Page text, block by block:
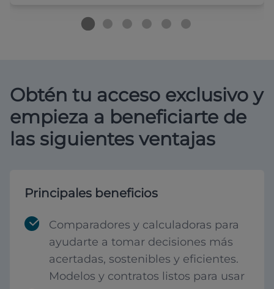
Obtén tu acceso exclusivo y
empieza a beneficiarte de
las siguientes ventajas
Principales beneficios
Comparadores y calculadoras para
ayudarte a tomar decisiones más
acertadas, sostenibles y eficientes.
Modelos y contratos listos para usar